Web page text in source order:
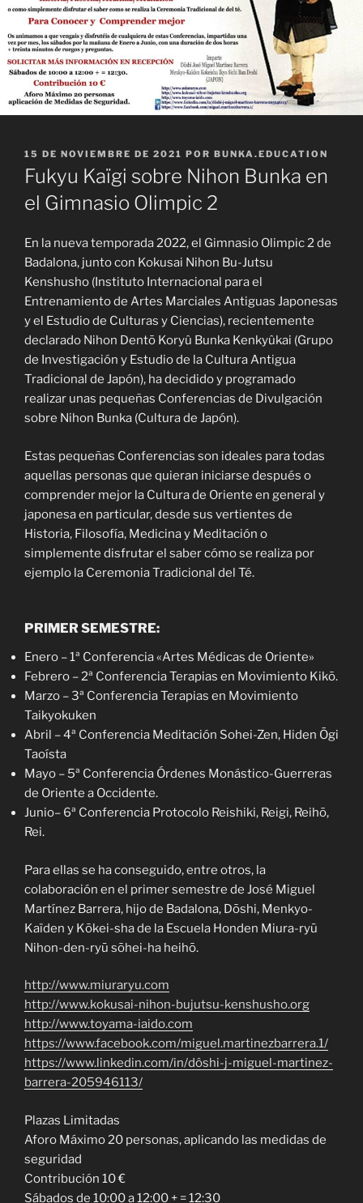
PUBLICADO
EL
15 DE NOVIEMBRE DE 2021 POR BUNKA.EDUCATION
Fukyu Kaïgi sobre Nihon Bunka en
el Gimnasio Olimpic 2
En la nueva temporada 2022, el Gimnasio Olimpic 2 de
Badalona, junto con Kokusai Nihon Bu-Jutsu
Kenshusho (Instituto Internacional para el
Entrenamiento de Artes Marciales Antiguas Japonesas
y el Estudio de Culturas y Ciencias), recientemente
declarado Nihon Dentō Koryû Bunka Kenkyûkai (Grupo
de Investigación y Estudio de la Cultura Antigua
Tradicional de Japón), ha decidido y programado
realizar unas pequeñas Conferencias de Divulgación
sobre Nihon Bunka (Cultura de Japón).
Estas pequeñas Conferencias son ideales para todas
aquellas personas que quieran iniciarse después o
comprender mejor la Cultura de Oriente en general y
japonesa en particular, desde sus vertientes de
Historia, Filosofía, Medicina y Meditación o
simplemente disfrutar el saber cómo se realiza por
ejemplo la Ceremonia Tradicional del Té.
PRIMER SEMESTRE:
Enero – 1ª Conferencia «Artes Médicas de Oriente»
Febrero – 2ª Conferencia Terapias en Movimiento Kikō.
Marzo – 3ª Conferencia Terapias en Movimiento
Taikyokuken
Abril – 4ª Conferencia Meditación Sohei-Zen, Hiden Ōgi
Taoísta
Mayo – 5ª Conferencia Órdenes Monástico-Guerreras
de Oriente a Occidente.
Junio– 6ª Conferencia Protocolo Reishiki, Reigi, Reihō,
Rei.
Para ellas se ha conseguido, entre otros, la
colaboración en el primer semestre de José Miguel
Martínez Barrera, hijo de Badalona, Dōshi, Menkyo-
Kaïden y Kōkei-sha de la Escuela Honden Miura-ryū
Nihon-den-ryū sōhei-ha heihō.
http://www.miuraryu.com
http://www.kokusai-nihon-bujutsu-kenshusho.org
http://www.toyama-iaido.com
https://www.facebook.com/miguel.martinezbarrera.1/
https://www.linkedin.com/in/dôshi-j-miguel-martinez-
barrera-205946113/
Plazas Limitadas
Aforo Máximo 20 personas, aplicando las medidas de
seguridad
Contribución 10 €
Sábados de 10:00 a 12:00 + = 12:30